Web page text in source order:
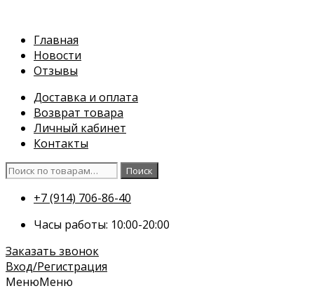
содержимому
Главная
Новости
Отзывы
Доставка и оплата
Возврат товара
Личный кабинет
Контакты
Искать:
Поиск
+7 (914) 706-86-40
Часы работы: 10:00-20:00
Заказать звонок
Вход/Регистрация
МенюМеню